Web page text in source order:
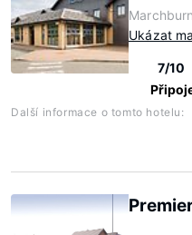
Ukázat
7/10
Další informace o tomto hotelu: